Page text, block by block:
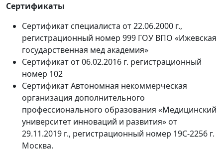
Сертификаты
Сертификат специалиста от 22.06.2000 г.,
регистрационный номер 999 ГОУ ВПО «Ижевская
государственная мед академия»
Сертификат от 06.02.2016 г. регистрационный
номер 102
Сертификат Автономная некоммерческая
организация дополнительного
профессионального образования «Медицинский
университет инноваций и развития» от
29.11.2019 г., регистрационный номер 19С-2256 г.
Москва.